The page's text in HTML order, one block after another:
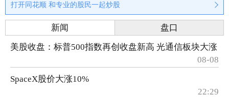
打开同花顺 和专业的股民一起炒股
新闻
盘口
美股收盘：标普500指数再创收盘新高 光通信板块大涨
08-08
SpaceX股价大涨10%
22:29